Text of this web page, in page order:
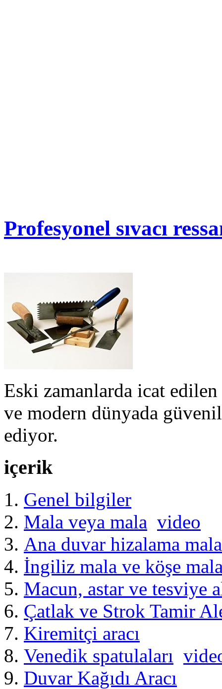
Profesyonel sıvacı
Eski zamanlarda icat
ve modern dünyada
ediyor.
içerik
Genel bilgiler
Mala veya mala video
Ana duvar hizalama
İngiliz mala ve köşe
Macun, astar ve tesviye
Çatlak ve Strok Tamir
Kiremitçi aracı
Venedik spatulaları
Duvar Kağıdı Aracı